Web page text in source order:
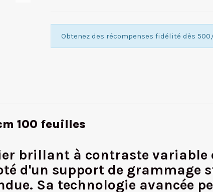
Obtenez des récompenses fidélité dès
100 feuilles
brillant à contraste
d'un support de grammage
Sa technologie avancée